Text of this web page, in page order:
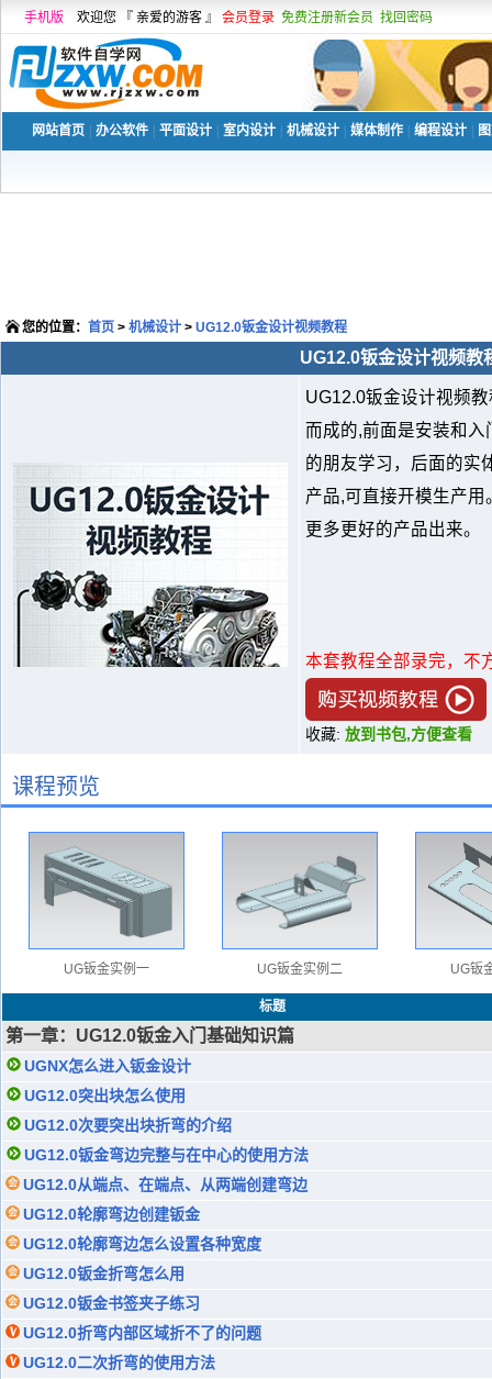
手机版 欢迎您 『 亲爱的游客 』 会员登录 免费注册新会员 找回密码
网站首页 办公软件 平面设计 室内设计 机械设计 媒体制作 编程设计
您的位置： 首页 > 机械设计 > UG12.0钣金设计视频教程
UG12.0钣金设计视频教
UG12.0钣金设计视频
而成的,前面是安装和
的朋友学习，后面的实
产品,可直接开模生产
更多更好的产品出来。
本套教程全部录完，不
收藏: 放到书包,方便查看
课程预览
UG钣金实例一 UG钣金实例二 UG钣
标题
第一章：UG12.0钣金入门基础知识篇
UGNX怎么进入钣金设计
UG12.0突出块怎么使用
UG12.0次要突出块折弯的介绍
UG12.0钣金弯边完整与在中心的使用方法
UG12.0从端点、在端点、从两端创建弯边
UG12.0轮廓弯边创建钣金
UG12.0轮廓弯边怎么设置各种宽度
UG12.0钣金折弯怎么用
UG12.0钣金书签夹子练习
UG12.0折弯内部区域折不了的问题
UG12.0二次折弯的使用方法